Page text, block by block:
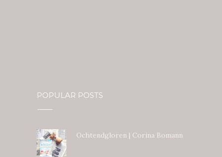
POPULAR POSTS
Ochtendgloren | Corina Bomann